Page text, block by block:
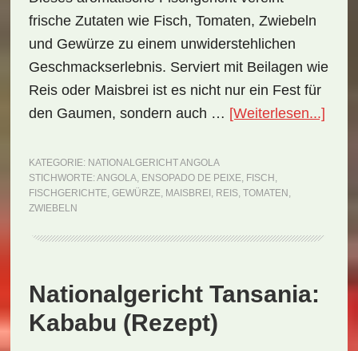
frische Zutaten wie Fisch, Tomaten, Zwiebeln
und Gewürze zu einem unwiderstehlichen
Geschmackserlebnis. Serviert mit Beilagen wie
Reis oder Maisbrei ist es nicht nur ein Fest für
den Gaumen, sondern auch … [Weiterlesen...]
KATEGORIE: NATIONALGERICHT ANGOLA
STICHWORTE: ANGOLA, ENSOPADO DE PEIXE, FISCH ,
FISCHGERICHTE, GEWÜRZE, MAISBREI , REIS, TOMATEN ,
ZWIEBELN
Nationalgericht Tansania:
Kababu (Rezept)